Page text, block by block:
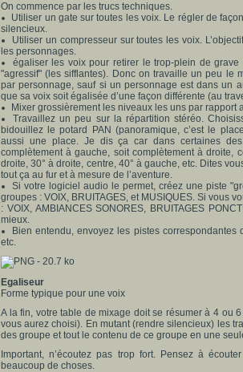
On commence par les trucs techniques.
Utiliser un gate sur toutes les voix. Le régler de
silencieux.
Utiliser un compresseur sur toutes les voix.
les personnages.
égaliser les voix pour retirer le trop-plein de
"agressif" (les sifflantes). Donc on travaille un peu le
par personnage, sauf si un personnage est dans un
que sa voix soit égalisée d’une façon différente (au
Mixer grossièrement les niveaux les uns par rapport
Travaillez un peu sur la répartition stéréo.
bidouillez le potard PAN (panoramique, c’est le
aussi une place. Je dis ça car dans certaines des
complètement à gauche, soit complètement à droite,
droite, 30° à droite, centre, 40° à gauche, etc. Dites
tout ça au fur et à mesure de l’aventure.
Si votre logiciel audio le permet, créez une piste
groupes : VOIX, BRUITAGES, et MUSIQUES. Si vous
: VOIX, AMBIANCES SONORES, BRUITAGES
mieux.
Bien entendu, envoyez les pistes
etc.
Egaliseur
Forme typique pour une voix
A la fin, votre table de mixage doit se résumer à 4 ou
vous aurez choisi). En mutant (rendre silencieux) les
des groupe et tout le contenu de ce groupe en une
Important, n’écoutez pas trop fort. Pensez à
beaucoup de choses.